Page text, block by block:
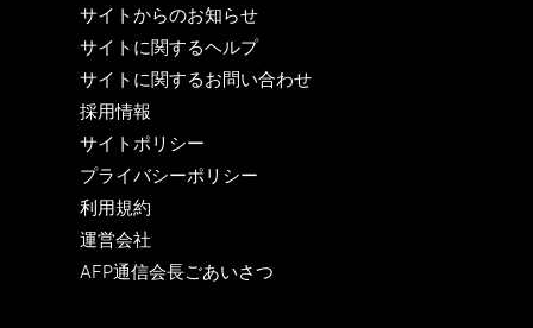
サイトからのお知らせ
サイトに関するヘルプ
サイトに関するお問い合わせ
採用情報
サイトポリシー
プライバシーポリシー
利用規約
運営会社
AFP通信会長ごあいさつ